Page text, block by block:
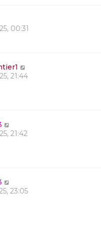
00:31
21:44
21:42
23:05